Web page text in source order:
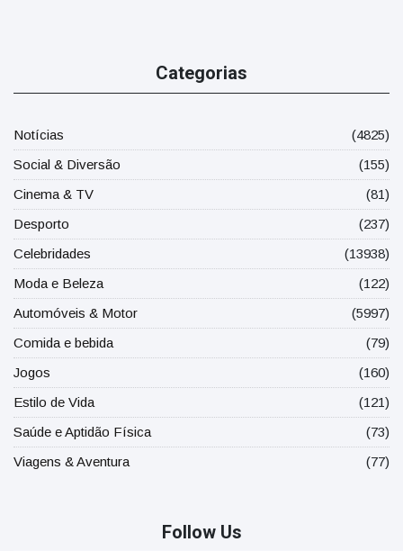
Categorias
Notícias
(4825)
Social & Diversão
(155)
Cinema & TV
(81)
Desporto
(237)
Celebridades
(13938)
Moda e Beleza
(122)
Automóveis & Motor
(5997)
Comida e bebida
(79)
Jogos
(160)
Estilo de Vida
(121)
Saúde e Aptidão Física
(73)
Viagens & Aventura
(77)
Follow Us